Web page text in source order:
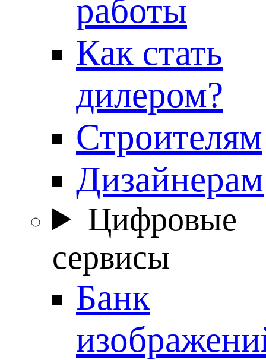
работы
Как стать
дилером?
Строителям
Дизайнерам
Цифровые
сервисы
Банк